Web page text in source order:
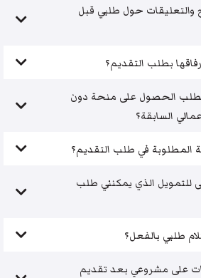
حول طلبي قبل
بطلب التقديم؟
الحصول على منحة دون
السابقة؟
المطلوبة في طلب التقديم؟
للتمويل الذي يمكنني طلب
طلبي بالفعل؟
على مشروعي بعد تقديم